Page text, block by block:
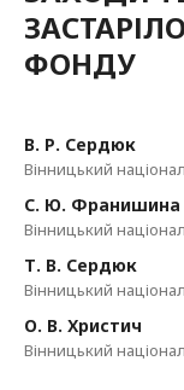
ФОНДУ
В. Р. Сердюк
Вінницький
С. Ю. Франишина
Вінницький
Т. В. Сердюк
Вінницький
О. В. Христич
Вінницький